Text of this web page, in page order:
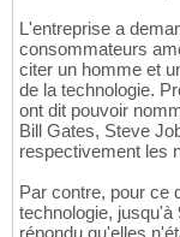
L'entreprise a
consommateurs
citer un homme et
de la technologie.
ont dit pouvoir
Bill Gates, Steve
respectivement les
Par contre, pour ce
technologie,